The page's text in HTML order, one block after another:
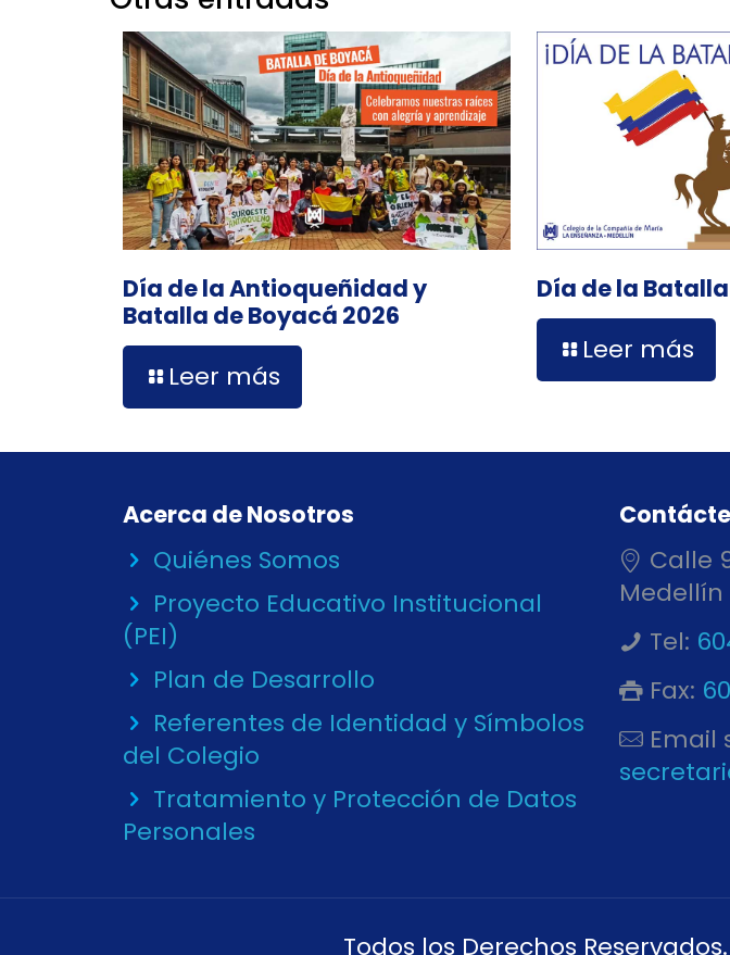
Día de la Antioqueñidad y
Batalla de Boyacá 2026
Leer más
Día de la
Leer más
Acerca de Nosotros
Quiénes Somos
Proyecto Educativo Institucional
(PEI)
Plan de Desarrollo
Referentes de Identidad y Símbolos
del Colegio
Tratamiento y Protección de Datos
Personales
Calle
Medellín
Tel:
Fax:
Email
Todos los Derechos